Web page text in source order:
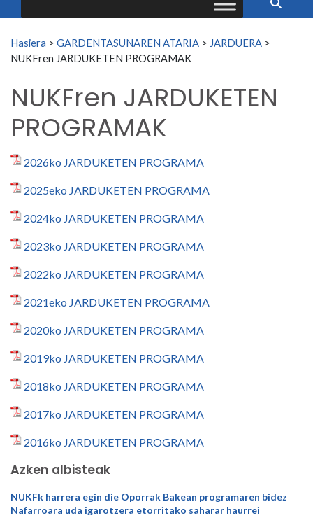
Search for:
Hasiera > GARDENTASUNAREN ATARIA > JARDUERA >
NUKFren JARDUKETEN PROGRAMAK
NUKFren JARDUKETEN
PROGRAMAK
2026ko JARDUKETEN PROGRAMA
2025eko JARDUKETEN PROGRAMA
2024ko JARDUKETEN PROGRAMA
2023ko JARDUKETEN PROGRAMA
2022ko JARDUKETEN PROGRAMA
2021eko JARDUKETEN PROGRAMA
2020ko JARDUKETEN PROGRAMA
2019ko JARDUKETEN PROGRAMA
2018ko JARDUKETEN PROGRAMA
2017ko JARDUKETEN PROGRAMA
2016ko JARDUKETEN PROGRAMA
Azken albisteak
NUKFk harrera egin die Oporrak Bakean programaren bidez
Nafarroara uda igarotzera etorritako saharar haurrei